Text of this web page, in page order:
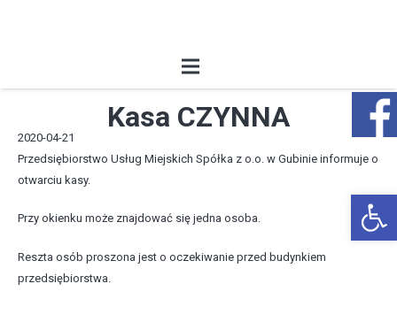
Kasa CZYNNA
2020-04-21
Przedsiębiorstwo Usług Miejskich Spółka z o.o. w Gubinie informuje o
otwarciu kasy.
Przy okienku może znajdować się jedna osoba.
Reszta osób proszona jest o oczekiwanie przed budynkiem
przedsiębiorstwa.